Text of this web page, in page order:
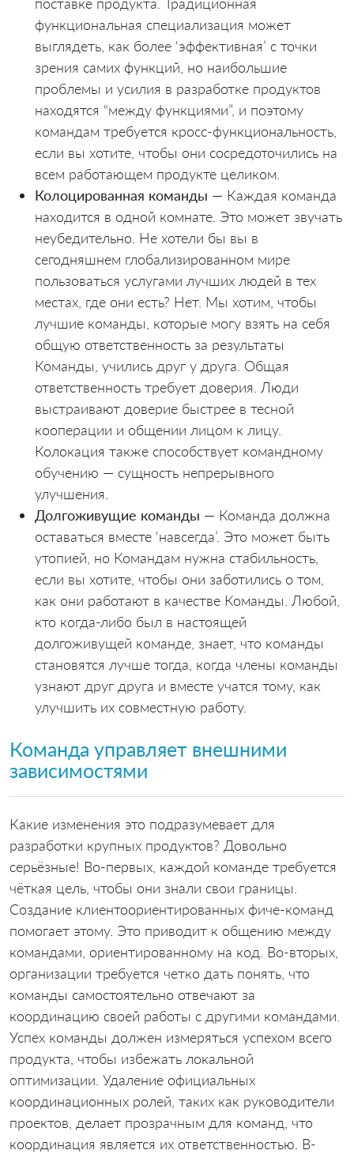
функциональная специализация может
выглядеть, как более ‘эффективная’ с точки
зрения самих функций, но наибольшие
проблемы и усилия в разработке продуктов
находятся “между функциями”, и поэтому
командам требуется кросс-функциональность,
если вы хотите, чтобы они сосредоточились на
всем работающем продукте целиком.
Колоцированная команды — Каждая команда
находится в одной комнате. Это может звучать
неубедительно. Не хотели бы вы в
сегодняшнем глобализированном мире
пользоваться услугами лучших людей в тех
местах, где они есть? Нет. Мы хотим, чтобы
лучшие команды, которые могу взять на себя
общую ответственность за результаты
Команды, учились друг у друга. Общая
ответственность требует доверия. Люди
выстраивают доверие быстрее в тесной
кооперации и общении лицом к лицу.
Колокация также способствует командному
обучению — сущность непрерывного
улучшения.
Долгоживущие команды — Команда должна
оставаться вместе ‘навсегда’. Это может быть
утопией, но Командам нужна стабильность,
если вы хотите, чтобы они заботились о том,
как они работают в качестве Команды. Любой,
кто когда-либо был в настоящей
долгоживущей команде, знает, что команды
становятся лучше тогда, когда члены команды
узнают друг друга и вместе учатся тому, как
улучшить их совместную работу.
Команда управляет внешними
зависимостями
Какие изменения это подразумевает для
разработки крупных продуктов? Довольно
серьёзные! Во-первых, каждой команде требуется
чёткая цель, чтобы они знали свои границы.
Создание клиентоориентированных фиче-команд
помогает этому. Это приводит к общению между
командами, ориентированному на код. Во-вторых,
организации требуется четко дать понять, что
команды самостоятельно отвечают за
координацию своей работы с другими командами.
Успех команды должен измеряться успехом всего
продукта, чтобы избежать локальной
оптимизации. Удаление официальных
координационных ролей, таких как руководители
проектов, делает прозрачным для команд, что
координация является их ответственностью. В-